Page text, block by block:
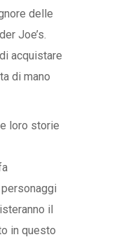
delle
Joe’s.
acquistare
di mano
loro storie
il
in questo